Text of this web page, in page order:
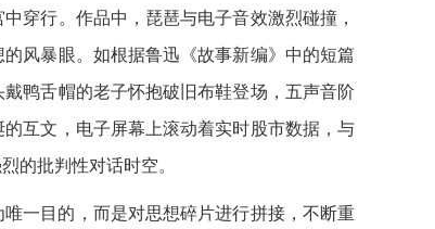
穿行。作品中，琵琶与电子音效激烈碰撞，
风暴眼。如根据鲁迅《故事新编》中的短篇
鸭舌帽的老子怀抱破旧布鞋登场，五声音阶
互文，电子屏幕上滚动着实时股市数据，与
的批判性对话时空。
一目的，而是对思想碎片进行拼接，不断重